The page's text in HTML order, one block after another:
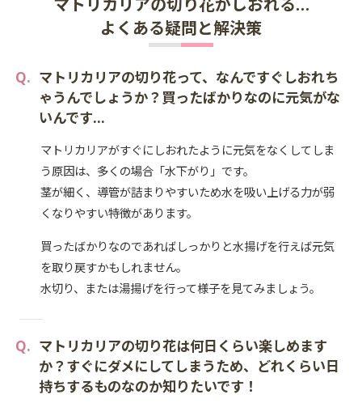
マトリカリアの切り花がしおれる…
よくある疑問と解決策
マトリカリアの切り花って、なんですぐしおれち
ゃうんでしょうか？買ったばかりなのに元気がな
いんです…
マトリカリアがすぐにしおれたように元気をなくしてしま
う原因は、多くの場合「水下がり」です。
茎が細く、導管が詰まりやすいため水を吸い上げる力が弱
くなりやすい特徴があります。
買ったばかりなのであればしっかりと水揚げを行えば元気
を取り戻すかもしれません。
水切り、または湯揚げを行って様子を見てみましょう。
マトリカリアの切り花は何日くらい楽しめます
か？すぐにダメにしてしまうため、どれくらい日
持ちするものなのか知りたいです！